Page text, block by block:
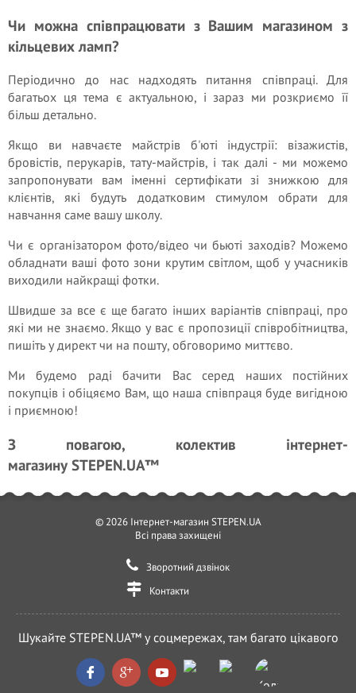
Чи можна співпрацювати з Вашим магазином з
кільцевих ламп?
Періодично до нас надходять питання співпраці. Для
багатьох ця тема є актуальною, і зараз ми розкриємо її
більш детально.
Якщо ви навчаєте майстрів б'юті індустрії: візажистів,
бровістів, перукарів, тату-майстрів, і так далі - ми можемо
запропонувати вам іменні сертифікати зі знижкою для
клієнтів, які будуть додатковим стимулом обрати для
навчання саме вашу школу.
Чи є організатором фото/відео чи бьюті заходів? Можемо
обладнати ваші фото зони крутим світлом, щоб у учасників
виходили найкращі фотки.
Швидше за все є ще багато інших варіантів співпраці, про
які ми не знаємо. Якщо у вас є пропозиції співробітництва,
пишіть у директ чи на пошту, обговоримо миттєво.
Ми будемо раді бачити Вас серед наших постійних
покупців і обіцяємо Вам, що наша співпраця буде вигідною
і приємною!
З повагою, колектив інтернет-
магазину STEPEN.UA™
© 2026 Інтернет-магазин STEPEN.UA
Всі права захищені
Зворотний дзвінок
Контакти
Шукайте STEPEN.UA™ у соцмережах, там багато цікавого